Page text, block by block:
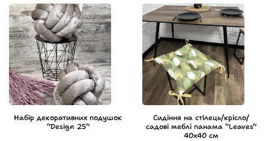
Набір декоративних подушок
“Design 25”
Сидіння на стілець/крісло/
садові меблі панама “Leaves”
40х40 см